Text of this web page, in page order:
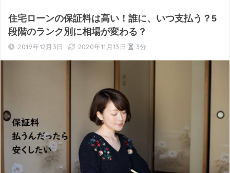
住宅ローンの保証料は高い！誰に、いつ支払う？5
段階のランク別に相場が変わる？
2019年12月3日 2020年11月13日 3分